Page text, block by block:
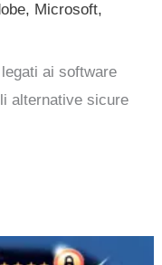
, Microsoft,
ai software
alternative sicure